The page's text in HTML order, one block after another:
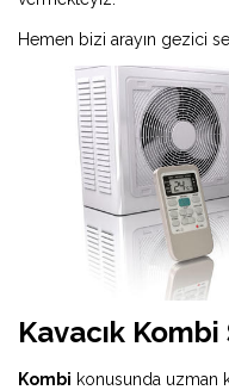
Hemen bizi arayın gezici
Kavacık
Kombi konusunda uzman